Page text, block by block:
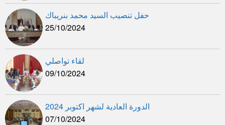
حفل تنصيب السيد محمد بنريباك
25/10/2024
لقاء تواصلي
09/10/2024
الدورة العادية لشهر اكتوبر 2024
07/10/2024